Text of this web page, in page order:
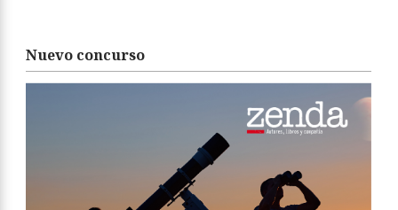
Nuevo concurso